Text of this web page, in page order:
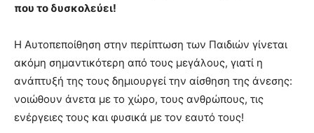
που το δυσκολεύει!
Η Αυτοπεποίθηση στην περίπτωση των Παιδιών γίνεται
ακόμη σημαντικότερη από τους μεγάλους, γιατί η
ανάπτυξή της τους δημιουργεί την αίσθηση της άνεσης:
νοιώθουν άνετα με το χώρο, τους ανθρώπους, τις
ενέργειες τους και φυσικά με τον εαυτό τους!